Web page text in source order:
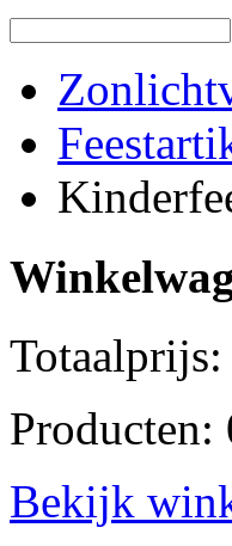
Totaalprijs:
Producten:
Bekijk